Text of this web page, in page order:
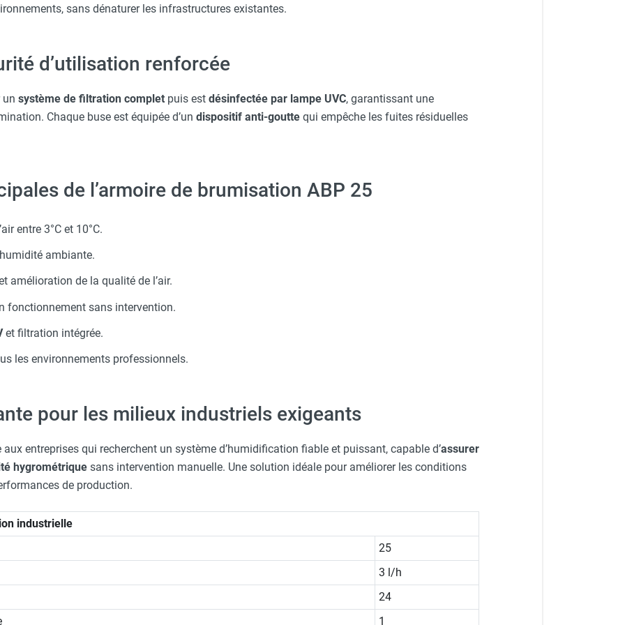
sans dénaturer les infrastructures existantes.
d’utilisation renforcée
un système de filtration complet puis est désinfectée par lampe UVC, garantissant une
Chaque buse est équipée d’un dispositif anti-goutte qui empêche les fuites résiduelles
de l’armoire de brumisation ABP 25
entre 3°C et 10°C.
ambiante.
amélioration de la qualité de l’air.
fonctionnement sans intervention.
et filtration intégrée.
les environnements professionnels.
pour les milieux industriels exigeants
aux entreprises qui recherchent un système d’humidification fiable et puissant, capable d’assurer
hygrométrique sans intervention manuelle. Une solution idéale pour améliorer les conditions
de production.
industrielle
25
3 l/h
24
1